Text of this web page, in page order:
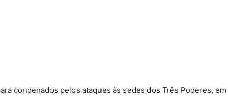
condenados pelos ataques às sedes dos Três Poderes, em